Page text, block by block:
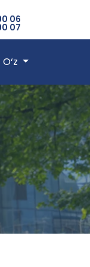
06
07
O‘z